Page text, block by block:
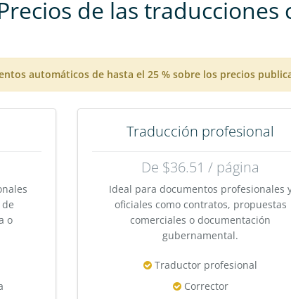
de las traducciones
automáticos de hasta el 25 % sobre los precios
o
Traducción profesional
De $36.51 / página
Ideal para documentos profesionales
oficiales como contratos, propuestas
comerciales o documentación
gubernamental.
Traductor profesional
Corrector